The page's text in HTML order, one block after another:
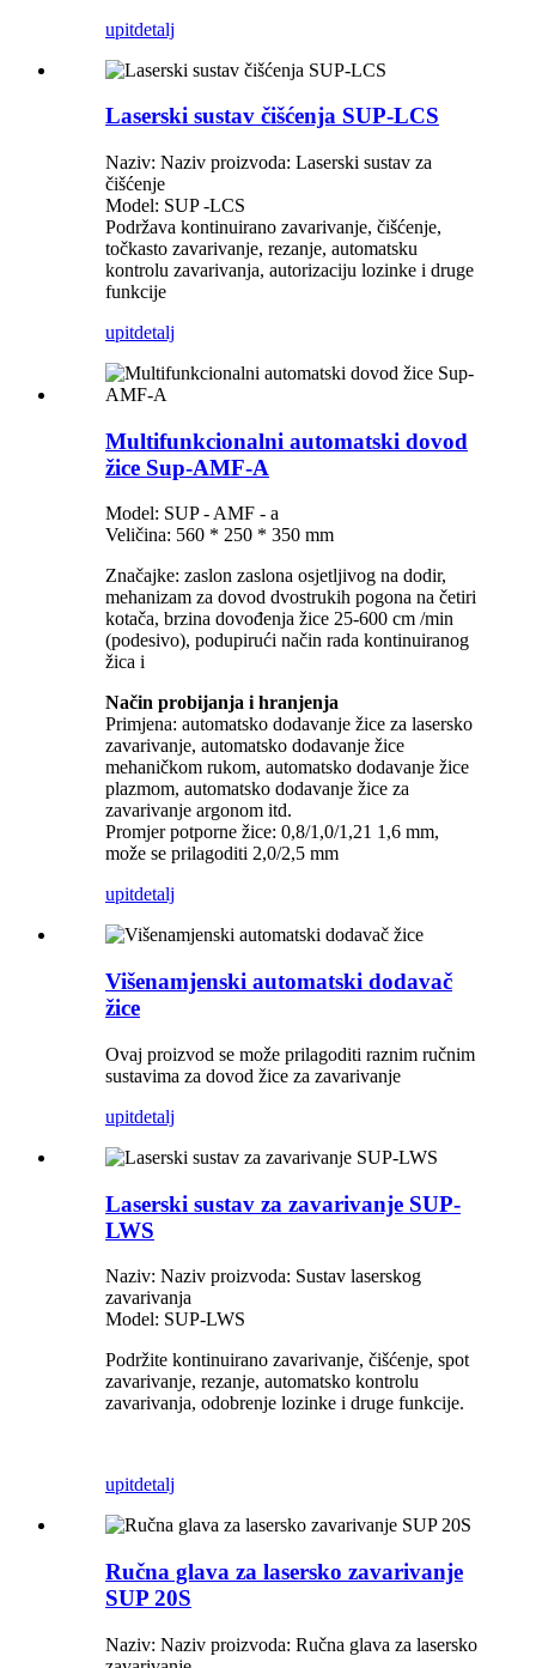
upitdetalj
Laserski sustav čišćenja SUP-LCS
Naziv: Naziv proizvoda: Laserski sustav za
čišćenje
Model: SUP -LCS
Podržava kontinuirano zavarivanje, čišćenje,
točkasto zavarivanje, rezanje, automatsku
kontrolu zavarivanja, autorizaciju lozinke i druge
funkcije
upitdetalj
Multifunkcionalni automatski dovod
žice Sup-AMF-A
Model: SUP - AMF - a
Veličina: 560 * 250 * 350 mm
Značajke: zaslon zaslona osjetljivog na dodir,
mehanizam za dovod dvostrukih pogona na četiri
kotača, brzina dovođenja žice 25-600 cm /min
(podesivo), podupirući način rada kontinuiranog
žica i
Način probijanja i hranjenja
Primjena: automatsko dodavanje žice za lasersko
zavarivanje, automatsko dodavanje žice
mehaničkom rukom, automatsko dodavanje žice
plazmom, automatsko dodavanje žice za
zavarivanje argonom itd.
Promjer potporne žice: 0,8/1,0/1,21 1,6 mm,
može se prilagoditi 2,0/2,5 mm
upitdetalj
Višenamjenski automatski dodavač
žice
Ovaj proizvod se može prilagoditi raznim ručnim
sustavima za dovod žice za zavarivanje
upitdetalj
Laserski sustav za zavarivanje SUP-
LWS
Naziv: Naziv proizvoda: Sustav laserskog
zavarivanja
Model: SUP-LWS
Podržite kontinuirano zavarivanje, čišćenje, spot
zavarivanje, rezanje, automatsko kontrolu
zavarivanja, odobrenje lozinke i druge funkcije.
upitdetalj
Ručna glava za lasersko zavarivanje
SUP 20S
Naziv: Naziv proizvoda: Ručna glava za lasersko